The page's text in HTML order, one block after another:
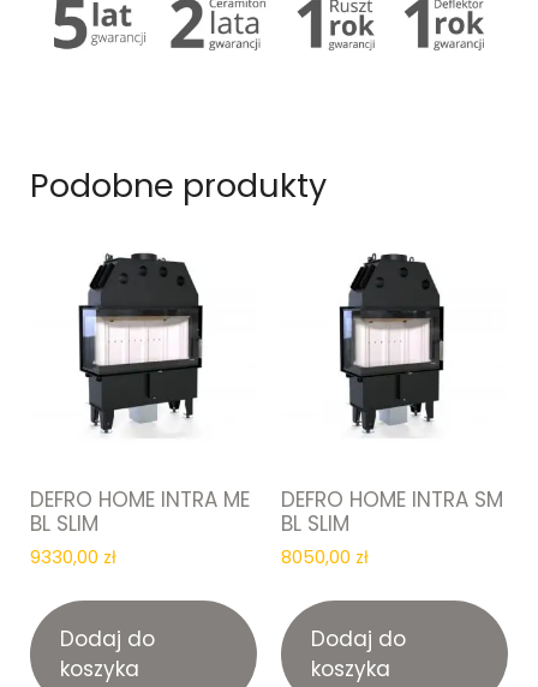
Podobne produkty
DEFRO HOME INTRA ME
BL SLIM
9330,00 zł
Dodaj do
koszyka
DEFRO HOME INTRA SM
BL SLIM
8050,00 zł
Dodaj do
koszyka